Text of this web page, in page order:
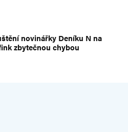
novinářky Deníku N na
zbytečnou chybou